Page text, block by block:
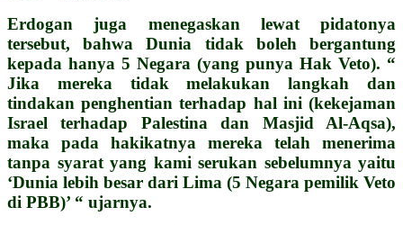
Erdogan juga menegaskan lewat pidatonya
tersebut, bahwa Dunia tidak boleh bergantung
kepada hanya 5 Negara (yang punya Hak Veto). “
Jika mereka tidak melakukan langkah dan
tindakan penghentian terhadap hal ini (kekejaman
Israel terhadap Palestina dan Masjid Al-Aqsa),
maka pada hakikatnya mereka telah menerima
tanpa syarat yang kami serukan sebelumnya yaitu
‘Dunia lebih besar dari Lima (5 Negara pemilik Veto
di PBB)’ “ ujarnya.